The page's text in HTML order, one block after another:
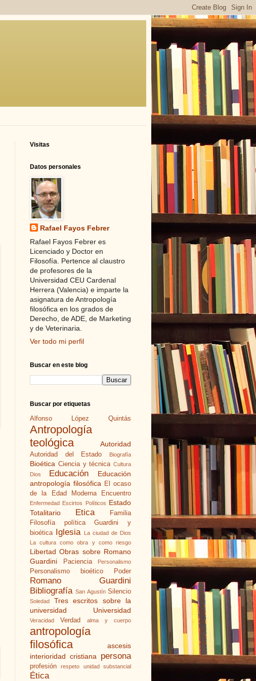
Visitas
Datos personales
Rafael Fayos Febrer
Rafael Fayos Febrer es
Licenciado y Doctor en
Filosofía. Pertence al claustro
de profesores de la
Universidad CEU Cardenal
Herrera (Valencia) e imparte la
asignatura de Antropología
filosófica en los grados de
Derecho, de ADE, de Marketing
y de Veterinaria.
Ver todo mi perfil
Buscar en este blog
Buscar por etiquetas
Alfonso López Quintás
Antropología
teológica
Autoridad
Autoridad del Estado Biografía
Bioética Ciencia y técnica Cultura
Dios
Educación
Educación
antropología filosófica
El ocaso
de la Edad Moderna
Encuentro
Enfermedad Escirtos Políticos Estado
Totalitario
Etica
Familia
Filosofía política
Guardini y
bioética Iglesia
La ciudad de Dios
La cultura como obra y como riesgo
Libertad Obras sobre Romano
Guardini
Paciencia Personalismo
Personalismo bioético Poder
Romano Guardini
Bibliografía San Agustín Silencio
Soledad
Tres escritos sobre la
universidad
Universidad
Veracidad Verdad alma y cuerpo
antropología
filosófica
ascesis
interioridad cristiana
persona
profesión respeto unidad substancial
Ética